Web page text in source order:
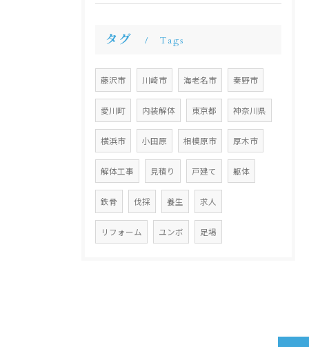
タグ Tags
藤沢市 川崎市 海老名市 秦野市
愛川町 内装解体 東京都 神奈川県
横浜市 小田原 相模原市 厚木市
解体工事 見積り 戸建て 躯体
鉄骨 伐採 養生 求人
リフォーム ユンボ 足場